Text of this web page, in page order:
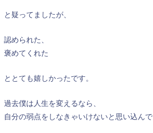
と疑ってましたが、
認められた、
褒めてくれた
ととても嬉しかったです。
過去僕は人生を変えるなら、
自分の弱点をしなきゃいけないと思い込んで